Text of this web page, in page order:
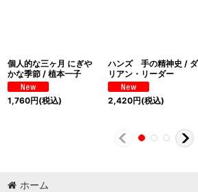
個人的な三ヶ月 にぎや
かな季節 / 植本一子
1,760円(税込)
ハンズ 手の精神史 / ダ
リアン・リーダー
2,420円(税込)
ホーム